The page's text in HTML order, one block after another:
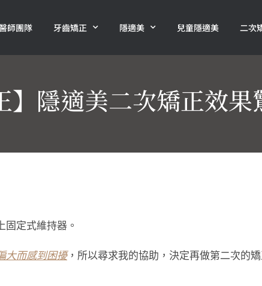
師團隊 牙齒矯正 隱適美 兒童隱適美 二次
】隱適美二次矯正效
定式維持器。
大而感到困擾，所以尋求我的協助，決定再做第二次的